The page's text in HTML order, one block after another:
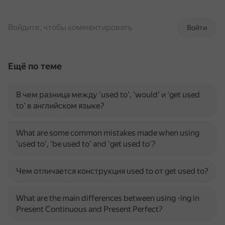
Войти
Войдите, чтобы комментировать
Ещё по теме
В чем разница между 'used to', 'would' и 'get used
to' в английском языке?
What are some common mistakes made when using
'used to', 'be used to' and 'get used to'?
Чем отличается конструкция used to от get used to?
What are the main differences between using -ing in
Present Continuous and Present Perfect?